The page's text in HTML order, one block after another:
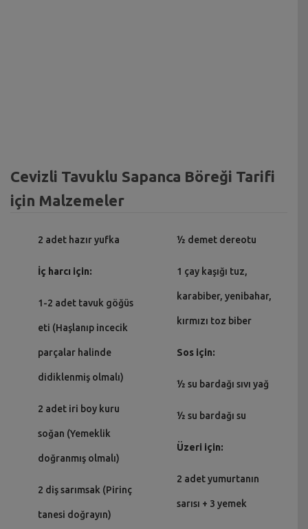
Cevizli Tavuklu Sapanca Böreği Tarifi
için Malzemeler
2 adet hazır yufka
İç harcı için:
1-2 adet tavuk göğüs
eti (Haşlanıp incecik
parçalar halinde
didiklenmiş olmalı)
2 adet iri boy kuru
soğan (Yemeklik
doğranmış olmalı)
2 diş sarımsak (Pirinç
tanesi doğrayın)
½ demet dereotu
1 çay kaşığı tuz,
karabiber, yenibahar,
kırmızı toz biber
Sos için:
½ su bardağı sıvı yağ
½ su bardağı su
Üzeri için:
2 adet yumurtanın
sarısı + 3 yemek